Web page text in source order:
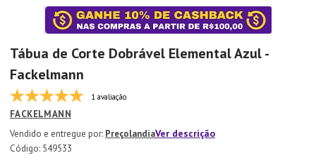
Tábua de Corte Dobrável Elemental Azul -
Fackelmann
1 avaliação
FACKELMANN
PreçolandiaVer descrição
: 549533
Aparelho Jantar
Xicara
10º Lixeira